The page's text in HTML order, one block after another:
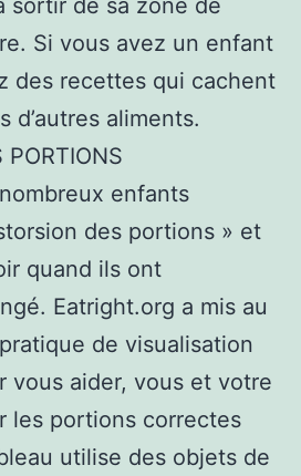
sortir de sa zone de
Si vous avez un enfant
des recettes qui cachent
d’autres aliments.
PORTIONS
enfants
des portions » et
quand ils ont
Eatright.org a mis au
de visualisation
vous aider, vous et votre
les portions correctes
utilise des objets de